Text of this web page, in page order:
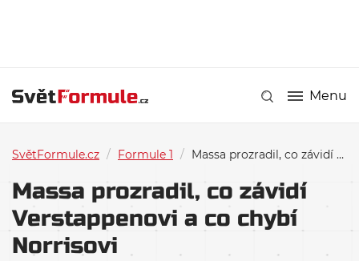
Menu
SvětFormule.cz / Formule 1 / Massa prozradil, co závidí Verstappenovi a co chybí Norrisovi
Massa prozradil, co závidí
Verstappenovi a co chybí
Norrisovi